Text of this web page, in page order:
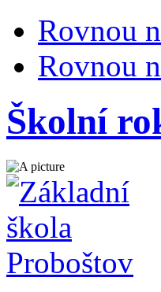
Rovnou
Rovnou
Školní